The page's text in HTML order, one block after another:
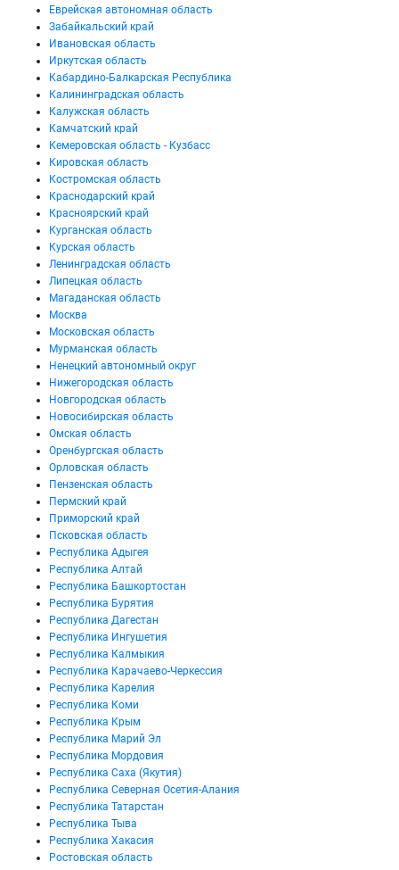
Еврейская автономная область
Забайкальский край
Ивановская область
Иркутская область
Кабардино-Балкарская Республика
Калининградская область
Калужская область
Камчатский край
Кемеровская область - Кузбасс
Кировская область
Костромская область
Краснодарский край
Красноярский край
Курганская область
Курская область
Ленинградская область
Липецкая область
Магаданская область
Москва
Московская область
Мурманская область
Ненецкий автономный округ
Нижегородская область
Новгородская область
Новосибирская область
Омская область
Оренбургская область
Орловская область
Пензенская область
Пермский край
Приморский край
Псковская область
Республика Адыгея
Республика Алтай
Республика Башкортостан
Республика Бурятия
Республика Дагестан
Республика Ингушетия
Республика Калмыкия
Республика Карачаево-Черкессия
Республика Карелия
Республика Коми
Республика Крым
Республика Марий Эл
Республика Мордовия
Республика Саха (Якутия)
Республика Северная Осетия-Алания
Республика Татарстан
Республика Тыва
Республика Хакасия
Ростовская область